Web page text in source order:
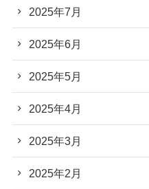
2025年7月
2025年6月
2025年5月
2025年4月
2025年3月
2025年2月